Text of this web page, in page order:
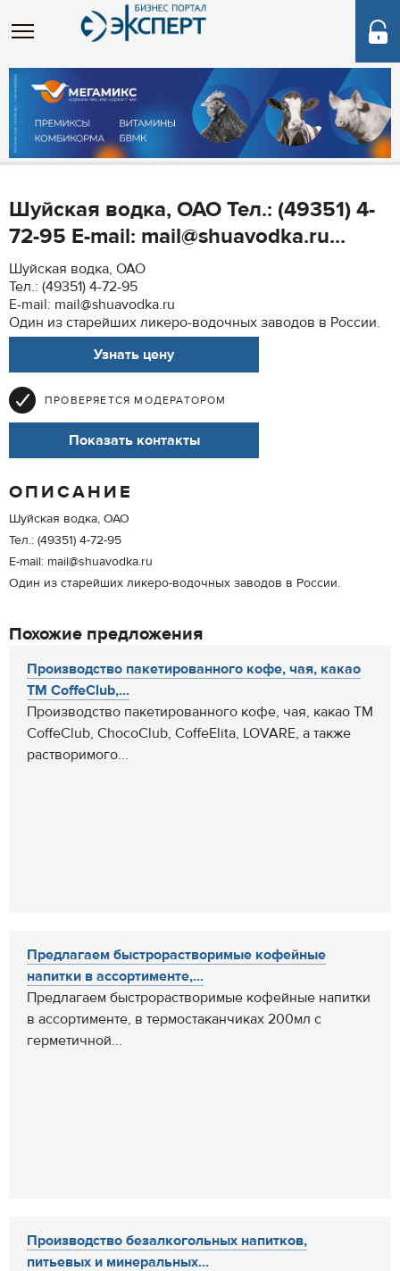
Шуйская водка, ОАО Тел.: (49351) 4-
72-95 E-mail: mail@shuavodka.ru...
Шуйская водка, ОАО
Тел.: (49351) 4-72-95
E-mail: mail@shuavodka.ru
Один из старейших ликеро-водочных заводов в России.
Узнать цену
ПРОВЕРЯЕТСЯ МОДЕРАТОРОМ
Показать контакты
ОПИСАНИЕ
Шуйская водка, ОАО
Тел.: (49351) 4-72-95
E-mail: mail@shuavodka.ru
Один из старейших ликеро-водочных заводов в России.
Похожие предложения
Производство пакетированного кофе, чая, какао
ТМ CoffeClub,...
Производство пакетированного кофе, чая, какао ТМ
CoffeClub, ChocoClub, CoffeElita, LOVARE, а также
растворимого...
Предлагаем быстрорастворимые кофейные
напитки в ассортименте,...
Предлагаем быстрорастворимые кофейные напитки
в ассортименте, в термостаканчиках 200мл с
герметичной...
Производство безалкогольных напитков,
питьевых и минеральных...